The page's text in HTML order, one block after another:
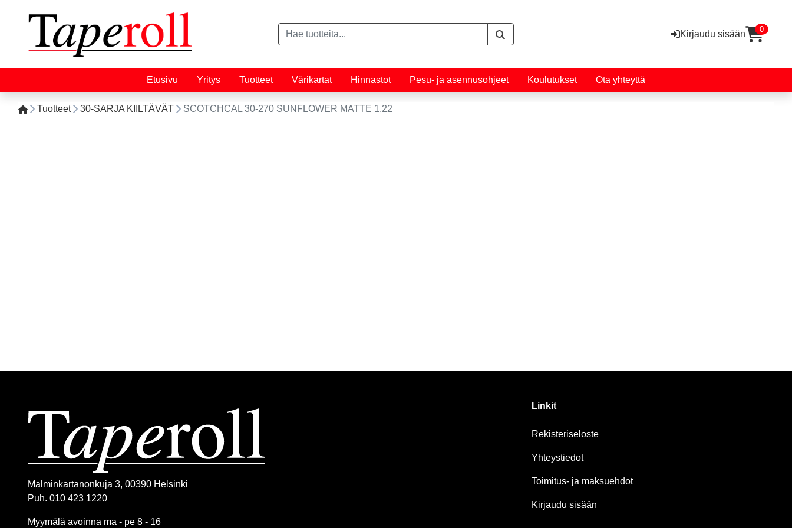
Kirjaudu sisään 0
Etusivu Yritys Tuotteet Värikartat Hinnastot Pesu- ja asennusohjeet Koulutukset Ota yhteyttä
Tuotteet 30-SARJA KIILTÄVÄT SCOTCHCAL 30-270 SUNFLOWER MATTE 1.22
Malminkartanonkuja 3, 00390 Helsinki
Puh. 010 423 1220
Myymälä avoinna ma - pe 8 - 16
Linkit
Rekisteriseloste
Yhteystiedot
Toimitus- ja maksuehdot
Kirjaudu sisään